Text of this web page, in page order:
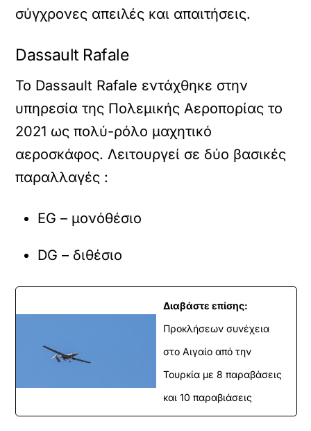
σύγχρονες απειλές και απαιτήσεις.
Dassault Rafale
Το Dassault Rafale εντάχθηκε στην
υπηρεσία της Πολεμικής Αεροπορίας το
2021 ως πολύ-ρόλο μαχητικό
αεροσκάφος. Λειτουργεί σε δύο βασικές
παραλλαγές :
EG – μονόθέσιο
DG – διθέσιο
Διαβάστε επίσης:
Προκλήσεων συνέχεια
στο Αιγαίο από την
Τουρκία με 8 παραβάσεις
και 10 παραβιάσεις